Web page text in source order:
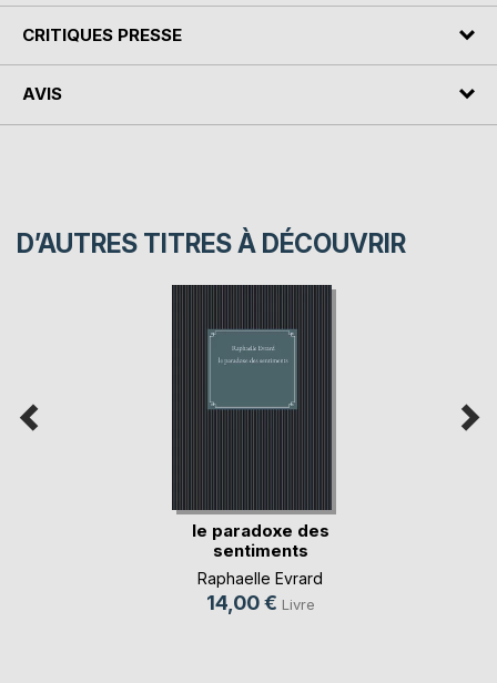
CRITIQUES PRESSE
AVIS
D’AUTRES TITRES À DÉCOUVRIR
le paradoxe des
sentiments
Raphaelle Evrard
14,00 € Livre